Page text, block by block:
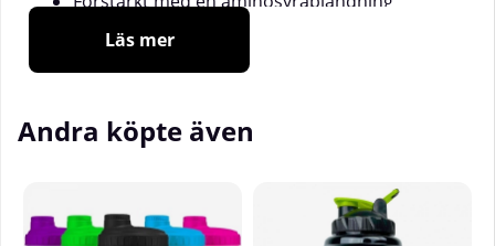
Kan kombineras med andra produkter från
BiotechUSA
Varför experimentera med olika former av kreatin
BiotechUSA har utvecklat en unik kreatinprodukt
med fyra former av kreatin i kombination med
Läs mer
Andra köpte även